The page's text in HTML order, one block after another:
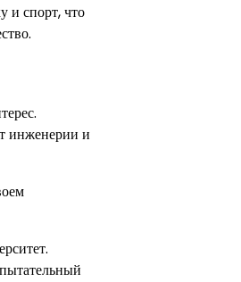
и спорт, что
инженерии и